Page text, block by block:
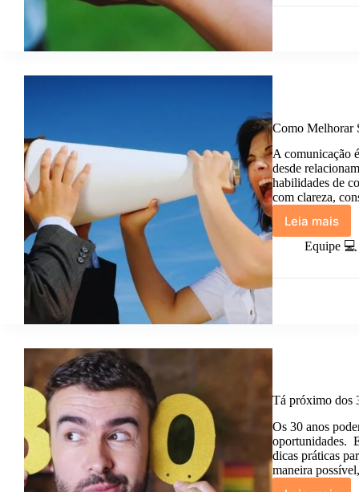
Como Melhorar
A comunicação
desde
habilidades de
com clareza,
Leia mais
Como
Melhorar
Suas
Equipe 💻
Tá próximo dos
Os 30 anos
oportunidades.
dicas práticas
maneira